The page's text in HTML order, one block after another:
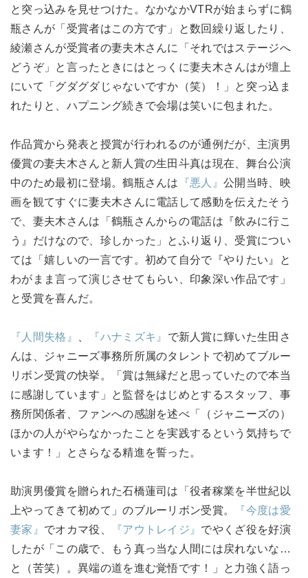
と突っ込みを見せつけた。なかなかVTRが始まらずに鶴
瓶さんが「受賞者はこの方です」と数回繰り返したり、
綾瀬さんが受賞者の妻夫木さんに「それではステージへ
どうぞ」と言ったときにはとっくに妻夫木さんはが壇上
にいて「グダグダじゃないですか（笑）！」と突っ込ま
れたりと、ハプニング続きで会場は笑いに包まれた。
作品賞から発表と授賞が行われるのが通例だが、主演男
優賞の妻夫木さんと新人賞の生田斗真は現在、舞台公演
中のため最初に登場。鶴瓶さんは
『悪人』公開当時、映
画を観てすぐに妻夫木さんに電話して感動を伝えたそう
で、妻夫木さんは「鶴瓶さんからの電話は『飲みに行こ
う』だけなので、珍しかった」とふり返り、受賞につい
ては「嬉しいの一言です。初めて自分で『やりたい』と
わがまま言って演じさせてもらい、印象深い作品です」
と受賞を喜んだ。
『人間失格』 『ハナミズキ』 で新人賞に輝いた生田さ
んは、ジャニーズ事務所所属のタレントで初めてブルー
リボン受賞の快挙。「賞は無縁だと思っていたので本当
に感謝しています」と監督をはじめとするスタッフ、事
務所関係者、ファンへの感謝を述べ「（ジャニーズの）
ほかの人がやらなかったことを実践するという気持ちで
います！」とさらなる精進を誓った。
助演男優賞を贈られた石橋蓮司は「役者稼業を半世紀以
上やってきて初めて」のブルーリボン受賞。
『今度は愛
妻家』 でオカマ役、 『アウトレイジ』 でやくざ役を好演
したが「この歳で、もう真っ当な人間には戻れないな…
と（苦笑）。異端の道を進む覚悟です！」と力強く語っ